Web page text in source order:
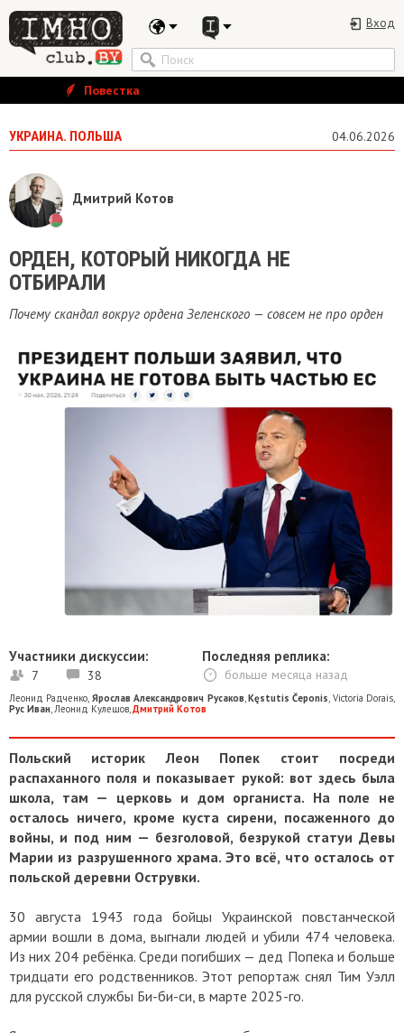
Вход
Повестка
УКРАИНА. ПОЛЬША 04.06.2026
Дмитрий Котов
ОРДЕН, КОТОРЫЙ НИКОГДА НЕ
ОТБИРАЛИ
Почему скандал вокруг ордена Зеленского — совсем не про орден
Участники дискуссии:
7 38
Последняя реплика:
больше месяца назад
Леонид Радченко, Ярослав Александрович Русаков,Kęstutis Čeponis, Victoria Dorais,
Рус Иван,Леонид Кулешов,Дмитрий Котов
Польский историк Леон Попек стоит посреди
распаханного поля и показывает рукой: вот здесь была
школа, там — церковь и дом органиста. На поле не
осталось ничего, кроме куста сирени, посаженного до
войны, и под ним — безголовой, безрукой статуи Девы
Марии из разрушенного храма. Это всё, что осталось от
польской деревни Острувки.
30 августа 1943 года бойцы Украинской повстанческой
армии вошли в дома, выгнали людей и убили 474 человека.
Из них 204 ребёнка. Среди погибших — дед Попека и больше
тридцати его родственников. Этот репортаж снял Тим Уэлл
для русской службы Би-би-си, в марте 2025-го.